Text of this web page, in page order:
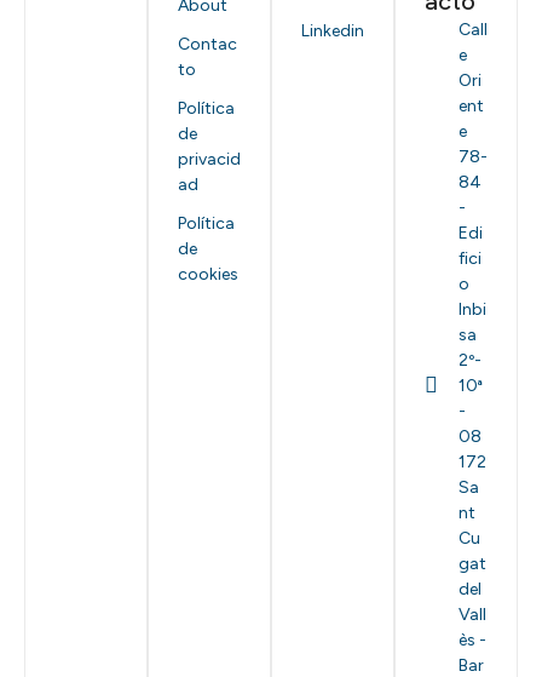
About
Contac
to
Política
de
privacid
ad
Política
de
cookies
Linkedin
Call
e
Ori
ent
e
78-
84
-
Edi
fici
o
Inbi
sa
2º-
10ª
-
08
172
Sa
nt
Cu
gat
del
Vall
ès -
Bar